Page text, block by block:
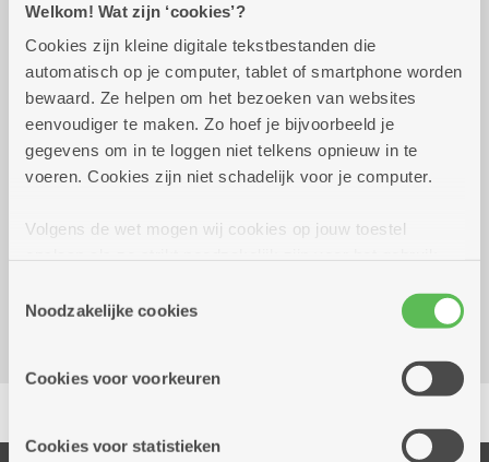
Welkom! Wat zijn ‘cookies’?
Cookies zijn kleine digitale tekstbestanden die
automatisch op je computer, tablet of smartphone worden
bewaard. Ze helpen om het bezoeken van websites
eenvoudiger te maken. Zo hoef je bijvoorbeeld je
gegevens om in te loggen niet telkens opnieuw in te
voeren. Cookies zijn niet schadelijk voor je computer.
Volgens de wet mogen wij cookies op jouw toestel
cookies hebben we jouw toestemming nodig. Sommige
cookies worden geplaatst door derde partijen die een
informatie over jouw (geanonimiseerd) gebruik van onze
partners kunnen deze gegevens combineren met andere
Noodzakelijke cookies
Cookies voor voorkeuren
Cookies voor statistieken
Praktisch
Wekelijks op donderdag tot 31
december 2026
13.30 uur tot
16.00 uur
Dienstencentrum Hof Ter Beke
2018 Antwerpen